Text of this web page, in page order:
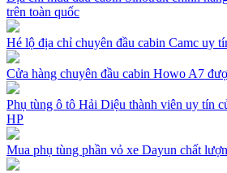
trên toàn quốc
Hé lộ địa chỉ chuyên đầu cabin Camc uy
Cửa hàng chuyên đầu cabin Howo A7
Phụ tùng ô tô Hải Diệu thành viên uy tín
HP
Mua phụ tùng phần vỏ xe Dayun chất